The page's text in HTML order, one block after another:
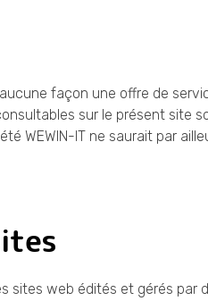
façon une offre de
sur le présent site
WEWIN-IT ne saurait par
web édités et gérés par